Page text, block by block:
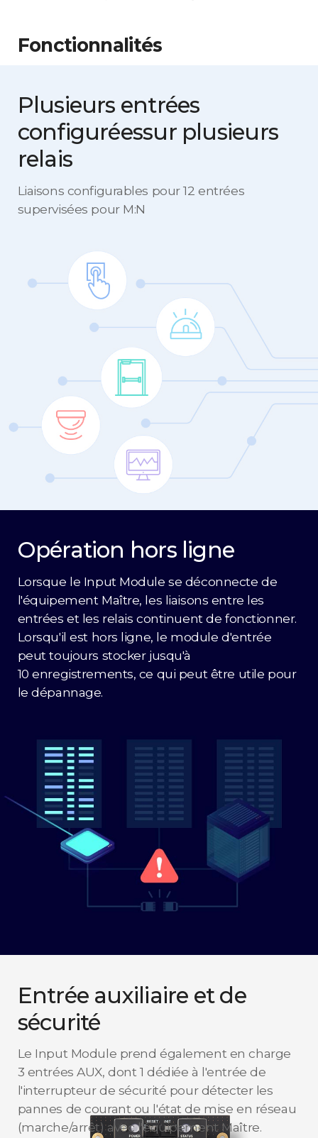
Fonctionnalités
Plusieurs entrées
configuréessur plusieurs
relais
Liaisons configurables pour 12 entrées
supervisées pour M:N
Opération hors ligne
Lorsque le Input Module se déconnecte de
l'équipement Maître, les liaisons entre les
entrées et les relais continuent de fonctionner.
Lorsqu'il est hors ligne, le module d'entrée
peut toujours stocker jusqu'à
10 enregistrements, ce qui peut être utile pour
le dépannage.
Entrée auxiliaire et de
sécurité
Le Input Module prend également en charge
3 entrées AUX, dont 1 dédiée à l'entrée de
l'interrupteur de sécurité pour détecter les
pannes de courant ou l'état de mise en réseau
(marche/arrêt) avec l'équipement Maître.